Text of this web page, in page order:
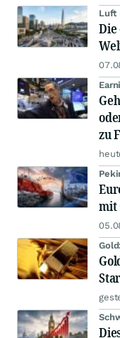
Luft
zu
mit